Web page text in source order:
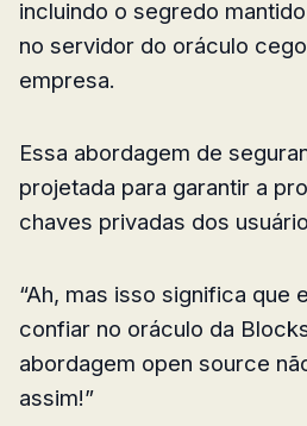
incluindo o segredo
no servidor do oráculo
empresa.
Essa abordagem de
projetada para garantir a
chaves privadas dos
“Ah, mas isso significa que
confiar no oráculo da
abordagem open source
assim!”